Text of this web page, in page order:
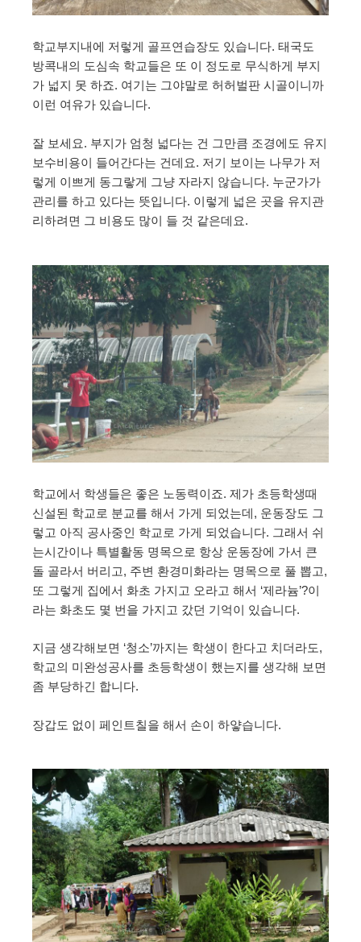
학교부지내에 저렇게 골프연습장도 있습니다. 태국도
방콕내의 도심속 학교들은 또 이 정도로 무식하게 부지
가 넓지 못 하죠. 여기는 그야말로 허허벌판 시골이니까
이런 여유가 있습니다.
잘 보세요. 부지가 엄청 넓다는 건 그만큼 조경에도 유지
보수비용이 들어간다는 건데요. 저기 보이는 나무가 저
렇게 이쁘게 동그랗게 그냥 자라지 않습니다. 누군가가
관리를 하고 있다는 뜻입니다. 이렇게 넓은 곳을 유지관
리하려면 그 비용도 많이 들 것 같은데요.
학교에서 학생들은 좋은 노동력이죠. 제가 초등학생때
신설된 학교로 분교를 해서 가게 되었는데, 운동장도 그
렇고 아직 공사중인 학교로 가게 되었습니다. 그래서 쉬
는시간이나 특별활동 명목으로 항상 운동장에 가서 큰
돌 골라서 버리고, 주변 환경미화라는 명목으로 풀 뽑고,
또 그렇게 집에서 화초 가지고 오라고 해서 ‘제라늄’?이
라는 화초도 몇 번을 가지고 갔던 기억이 있습니다.
지금 생각해보면 ‘청소’까지는 학생이 한다고 치더라도,
학교의 미완성공사를 초등학생이 했는지를 생각해 보면
좀 부당하긴 합니다.
장갑도 없이 페인트칠을 해서 손이 하얗습니다.